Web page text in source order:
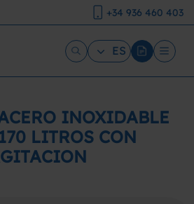
+34 936 460 403
ES
INOXIDABLE
LITROS CON